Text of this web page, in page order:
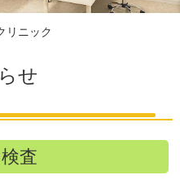
リニック
せ
査